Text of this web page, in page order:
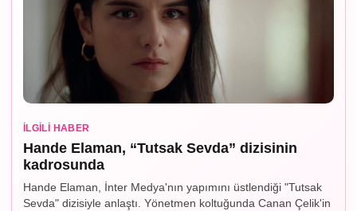
İLGILI HABER
Hande Elaman, “Tutsak Sevda” dizisinin
kadrosunda
Hande Elaman, İnter Medya'nın yapımını üstlendiği "Tutsak
Sevda" dizisiyle anlaştı. Yönetmen koltuğunda Canan Çelik'in